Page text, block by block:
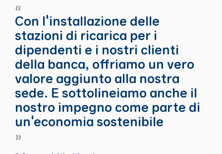
«
Con l'installazione delle
stazioni di ricarica per i
dipendenti e i nostri clienti
della banca, offriamo un vero
valore aggiunto alla nostra
sede. E sottolineiamo anche il
nostro impegno come parte di
un'economia sostenibile